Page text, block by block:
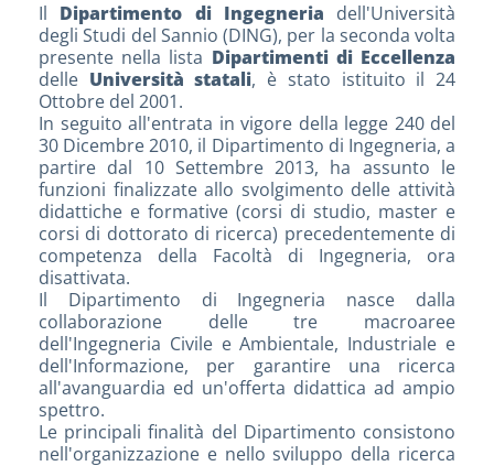
Il Dipartimento di Ingegneria dell'Università
degli Studi del Sannio (DING), per la seconda volta
presente nella lista Dipartimenti di Eccellenza
delle Università statali, è stato istituito il 24
Ottobre del 2001.
In seguito all'entrata in vigore della legge 240 del
30 Dicembre 2010, il Dipartimento di Ingegneria, a
partire dal 10 Settembre 2013, ha assunto le
funzioni finalizzate allo svolgimento delle attività
didattiche e formative (corsi di studio, master e
corsi di dottorato di ricerca) precedentemente di
competenza della Facoltà di Ingegneria, ora
disattivata.
Il Dipartimento di Ingegneria nasce dalla
collaborazione delle tre macroaree
dell'Ingegneria Civile e Ambientale, Industriale e
dell'Informazione, per garantire una ricerca
all'avanguardia ed un'offerta didattica ad ampio
spettro.
Le principali finalità del Dipartimento consistono
nell'organizzazione e nello sviluppo della ricerca